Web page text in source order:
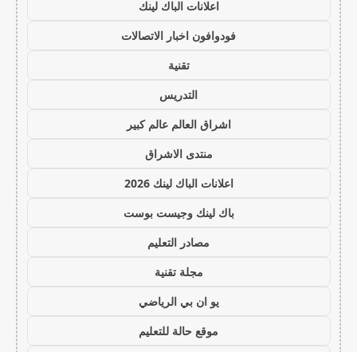
اعلانات الباك لينك
فودوافون اخبار الاتصالات
تقنية
التدريس
اشراق العالم عالم كبير
منتدى الاشراق
اعلانات الباك لينك 2026
باك لينك وجيست بوست
مصادر التعليم
مجلة تقنية
يو ان بي الرياضي
موقع حالة للتعليم